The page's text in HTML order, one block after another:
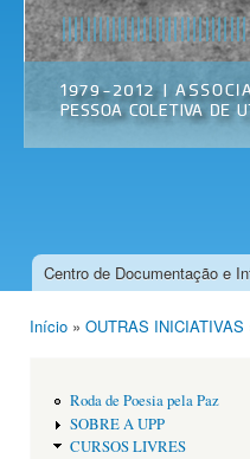
Menu principal
Centro de Documentação e
Início » OUTRAS INICIATIVAS
Roda de Poesia pela Paz
SOBRE A UPP
CURSOS LIVRES